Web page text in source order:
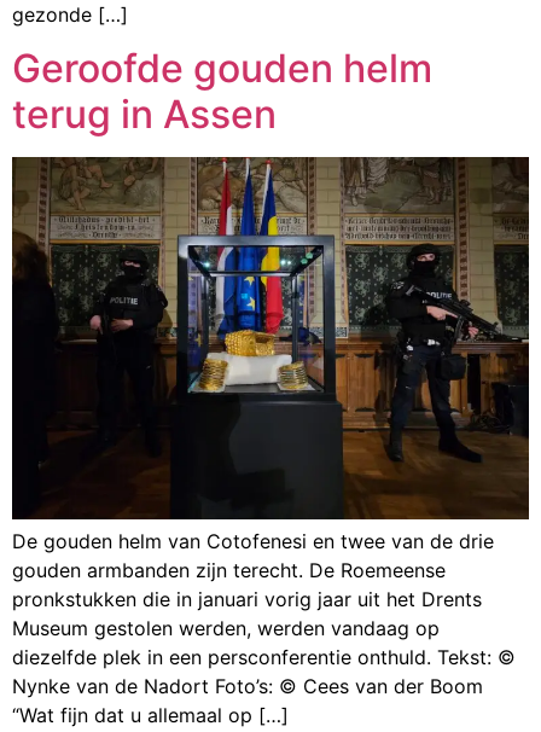
gezonde […]
Geroofde gouden helm
terug in Assen
De gouden helm van Cotofenesi en twee van de drie
gouden armbanden zijn terecht. De Roemeense
pronkstukken die in januari vorig jaar uit het Drents
Museum gestolen werden, werden vandaag op
diezelfde plek in een persconferentie onthuld. Tekst: ©
Nynke van de Nadort Foto’s: © Cees van der Boom
“Wat fijn dat u allemaal op […]